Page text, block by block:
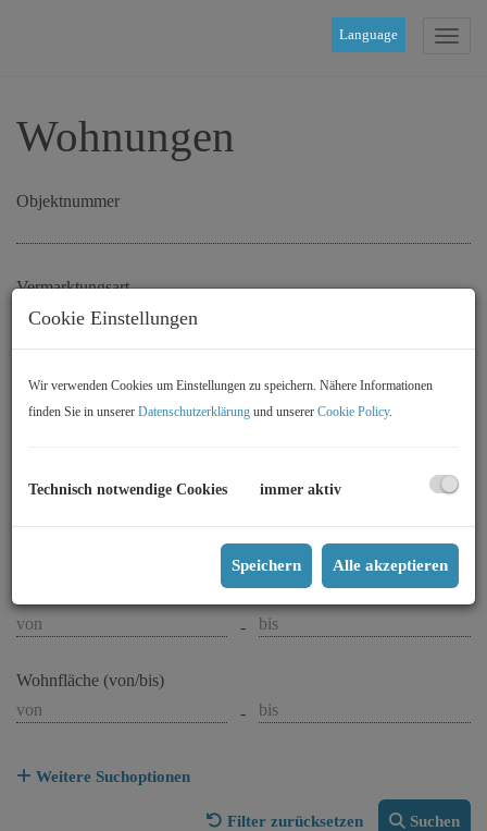
Language
Wohnungen
Objektnummer
Vermarktungsart
ALLE
Objektart
-
-
Wohnfläche (von/bis)
-
Weitere Suchoptionen
Filter zurücksetzen Suchen
Cookie Einstellungen
Wir verwenden Cookies um Einstellungen zu speichern. Nähere Informationen
finden Sie in unserer Datenschutzerklärung und unserer Cookie Policy.
Technisch notwendige Cookies immer aktiv
Speichern Alle akzeptieren